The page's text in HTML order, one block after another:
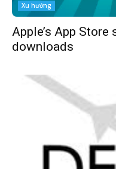
Xu hướng
Apple’s App Store
downloads